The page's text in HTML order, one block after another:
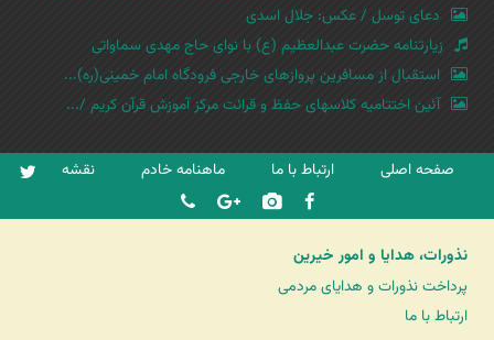
دعای توسل / عکس: جلال اسدی
زیارتنامه حضرت عبدالعظیم (ع) با نوای حاج مهدی سماواتی
استقبال از مسافرین پروازهای خارجی فرودگاه امام خمینی(ره)...
آئین اختتامیه کلاسهای حفظ و قرائت مرکز آموزش قرآن کریم /...
صفحه اصلی ارتباط با ما ماهنامه خادم نقشه
نذورات، هدایا و امور خیرین
پرداخت نذورات و هدایای مردمی
ارتباط با ما